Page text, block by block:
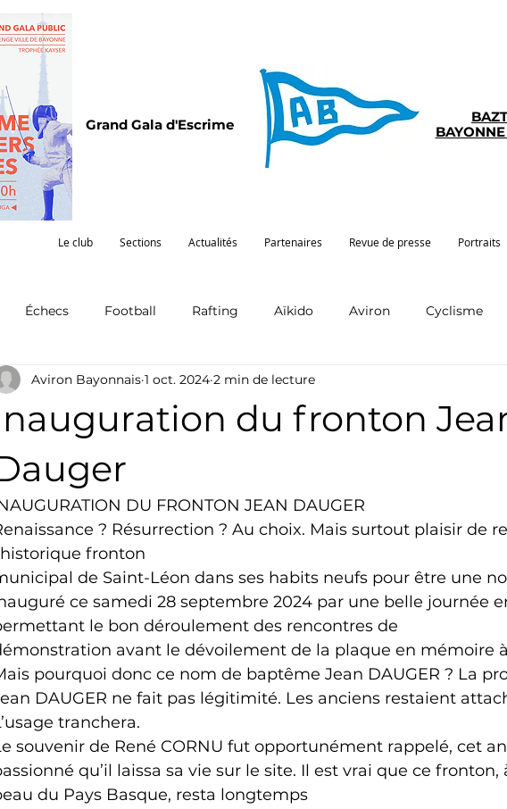
Grand Gala d'Escrime
Le club Sections Actualités Partenaires Revue de presse Portraits
Échecs Football Rafting Aïkido Aviron Cyclisme
Partenariat Pelote Pentathlon
Natation
Cyclotourisme Surf Basket Partenariat
du fronton
Aviron Bayonnais 1 oct. 2024 2 min de lecture
DU FRONTON JEAN DAUGER
? Résurrection ? Au choix. Mais surtout plaisir de
fronton
de Saint-Léon dans ses habits neufs pour être une
ce samedi 28 septembre 2024 par une belle journée
le bon déroulement des rencontres de
avant le dévoilement de la plaque en mémoire à
pourquoi donc ce nom de baptême Jean DAUGER ? La
DAUGER ne fait pas légitimité. Les anciens restaient
tranchera.
souvenir de René CORNU fut opportunément rappelé, cet
qu’il laissa sa vie sur le site. Il est vrai que ce fronton,
du Pays Basque, resta longtemps